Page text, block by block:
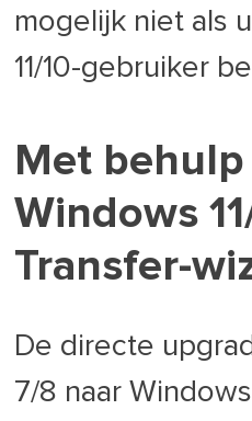
mogelijk niet als
11/10-gebruiker
Met
Windows
Transfer-
De directe
7/8 naar